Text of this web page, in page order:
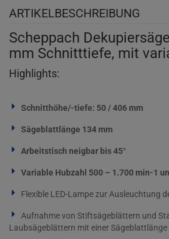
ARTIKELBESCHREIBUNG
Scheppach
mm Schnitttiefe, mit
Highlights:
Schnitthöhe/-tiefe: 50 / 406 mm
Sägeblattlänge 134 mm
Arbeitstisch neigbar bis 45°
Variable Hubzahl 500 – 1.700 min-1
Flexible LED-Lampe zur Ausleuchtung
Aufnahme von Stiftsägeblättern und
Laubsägeblättern mit einer